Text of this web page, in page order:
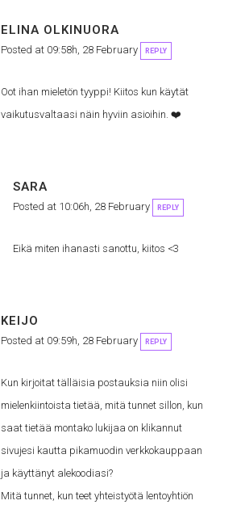
ELINA OLKINUORA
Posted at 09:58h, 28 February REPLY
Oot ihan mieletön tyyppi! Kiitos kun käytät
vaikutusvaltaasi näin hyviin asioihin. ❤️
SARA
Posted at 10:06h, 28 February REPLY
Eikä miten ihanasti sanottu, kiitos <3
KEIJO
Posted at 09:59h, 28 February REPLY
Kun kirjoitat tälläisia postauksia niin olisi
mielenkiintoista tietää, mitä tunnet sillon, kun
saat tietää montako lukijaa on klikannut
sivujesi kautta pikamuodin verkkokauppaan
ja käyttänyt alekoodiasi?
Mitä tunnet, kun teet yhteistyötä lentoyhtiön